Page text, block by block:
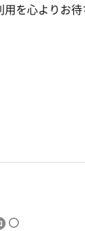
を心よりお待